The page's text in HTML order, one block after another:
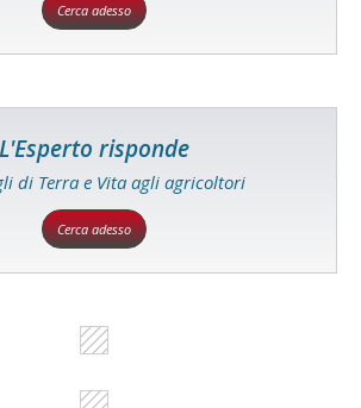
Cerca adesso
L'Esperto risponde
di Terra e Vita agli agricoltori
Cerca adesso